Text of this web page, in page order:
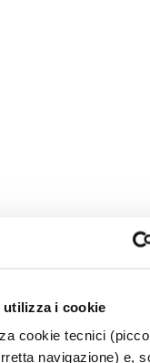
i cookie
cookie tecnici
navigazione) e,